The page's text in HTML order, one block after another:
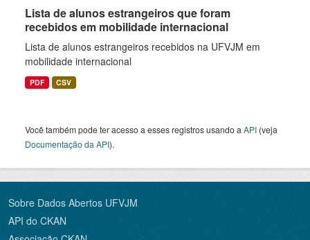
Lista de alunos estrangeiros que foram
recebidos em mobilidade internacional
Lista de alunos estrangeiros recebidos na UFVJM em
mobilidade internacional
PDF CSV
Você também pode ter acesso a esses registros usando a API (veja
Documentação da API).
Sobre Dados Abertos UFVJM
API do CKAN